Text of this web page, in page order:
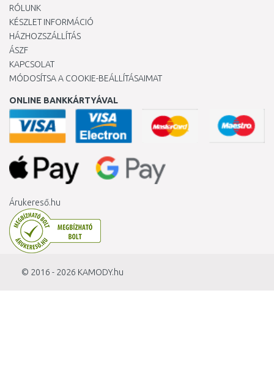
RÓLUNK
KÉSZLET INFORMÁCIÓ
HÁZHOZSZÁLLÍTÁS
ÁSZF
KAPCSOLAT
MÓDOSÍTSA A COOKIE-BEÁLLÍTÁSAIMAT
ONLINE BANKKÁRTYÁVAL
Árukereső.hu
© 2016 - 2026 KAMODY.hu